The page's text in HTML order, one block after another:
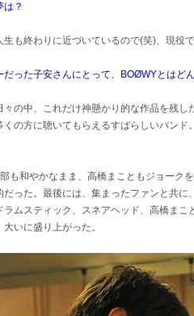
？
生も終わりに近づいているので(笑)、現役
った子安さんにとって、BOØWYとはど
々の中、これだけ神懸かり的な作品を残
の方に聴いてもらえるすばらしいバンド
も和やかなまま、高橋まこともジョーク
だった。最後には、集まったファンと共
ラムスティック、スネアヘッド、高橋ま
いに盛り上がった。